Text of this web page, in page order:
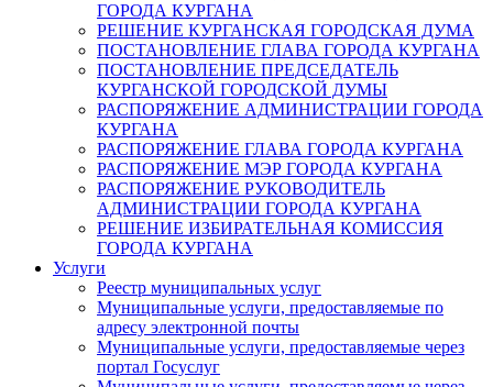
ГОРОДА КУРГАНА
РЕШЕНИЕ КУРГАНСКАЯ ГОРОДСКАЯ ДУМА
ПОСТАНОВЛЕНИЕ ГЛАВА ГОРОДА КУРГАНА
ПОСТАНОВЛЕНИЕ ПРЕДСЕДАТЕЛЬ
КУРГАНСКОЙ ГОРОДСКОЙ ДУМЫ
РАСПОРЯЖЕНИЕ АДМИНИСТРАЦИИ ГОРОДА
КУРГАНА
РАСПОРЯЖЕНИЕ ГЛАВА ГОРОДА КУРГАНА
РАСПОРЯЖЕНИЕ МЭР ГОРОДА КУРГАНА
РАСПОРЯЖЕНИЕ РУКОВОДИТЕЛЬ
АДМИНИСТРАЦИИ ГОРОДА КУРГАНА
РЕШЕНИЕ ИЗБИРАТЕЛЬНАЯ КОМИССИЯ
ГОРОДА КУРГАНА
Услуги
Реестр муниципальных услуг
Муниципальные услуги, предоставляемые по
адресу электронной почты
Муниципальные услуги, предоставляемые через
портал Госуслуг